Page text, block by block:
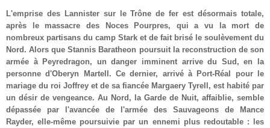
L'emprise des Lannister sur le Trône de fer est désormais totale,
après le massacre des Noces Pourpres, qui a vu la mort de
nombreux partisans du camp Stark et de fait brisé le soulèvement du
Nord. Alors que Stannis Baratheon poursuit la reconstruction de son
armée à Peyredragon, un danger imminent arrive du Sud, en la
personne d'Oberyn Martell. Ce dernier, arrivé à Port-Réal pour le
mariage du roi Joffrey et de sa fiancée Margaery Tyrell, est habité par
un désir de vengeance. Au Nord, la Garde de Nuit, affaiblie, semble
dépassée par l'avancée de l'armée des Sauvageons de Mance
Rayder, elle-même poursuivie par un ennemi plus redoutable : les